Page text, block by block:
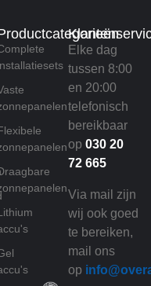
Elke dag
tussen 8:00
en 20:00
telefonisch
bereikbaar
op030 20
72 665
Via mail zijn
wij ook goed
te bereiken,
mail ons
op